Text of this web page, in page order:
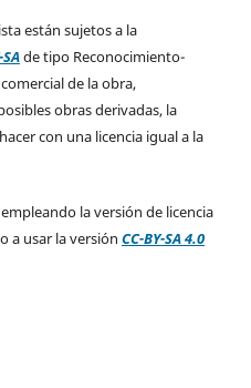
están sujetos a la
de tipo Reconocimiento-
de la obra,
obras derivadas, la
con una licencia igual a la
la versión de licencia
a usar la versión CC-BY-SA 4.0